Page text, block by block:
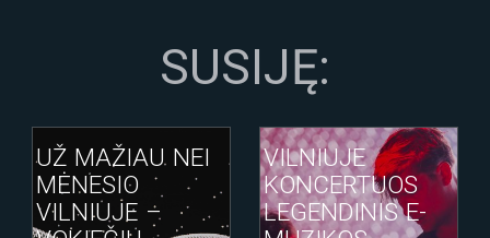
SUSIJĘ:
UŽ MAŽIAU NEI
MĖNESIO
VILNIUJE –
VILNIUJE
KONCERTUOS
LEGENDINIS E-